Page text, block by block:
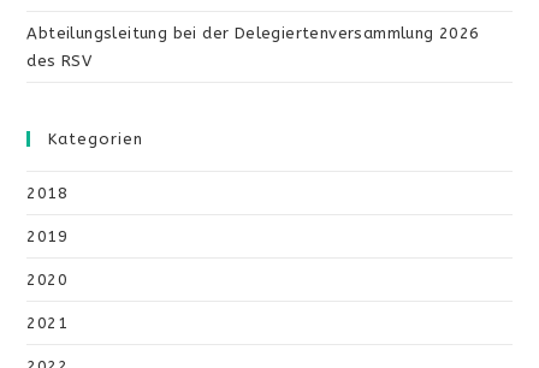
Abteilungsleitung bei der Delegiertenversammlung 2026
des RSV
Kategorien
2018
2019
2020
2021